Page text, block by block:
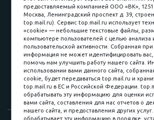
8 (3822) 60-70-30
8 (3822) 50-39-09
8 (3822) 22-77-68
8 (3822) 50-48-50
8 (3822) 65-42-10
предоставляемый компанией ООО «ВК»,
Москва, Ленинградский проспект д. 39,
top.mail.ru). Сервис top.mail.ru использует
«cookie» — небольшие текстовые файлы,
компьютере пользователей с целью анализа
пользовательской активности. Собранная
информация не может идентифицировать
помочь нам улучшить работу нашего сайта.
использовании вами данного сайта,
cookie, будет передаваться top.mail.ru и
top.mail.ru в ЕС и Российской Федерации.
обрабатывать эту информацию для оценки
вами сайта, составления для нас отчетов о
нашего сайта, и предоставления других
обрабатывает эту информацию в порядке,